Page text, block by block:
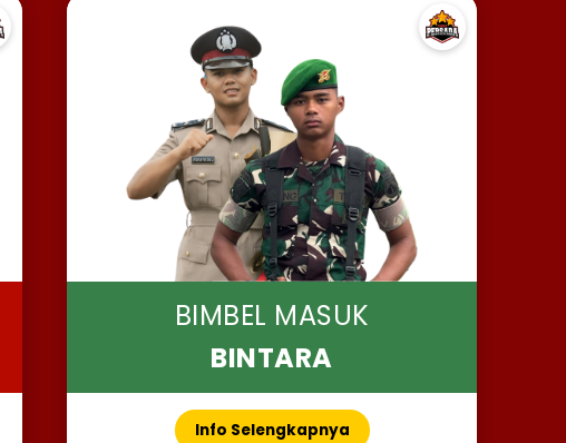
BIMBEL MASUK
BINTARA
Info Selengkapnya